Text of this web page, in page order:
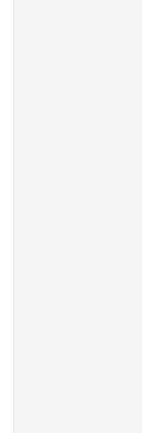
你一臂之力
你轻松过关！
必须知道！
吗？
——实用英语口